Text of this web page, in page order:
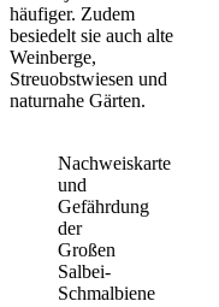
häufiger. Zudem
besiedelt sie auch alte
Weinberge,
Streuobstwiesen und
naturnahe Gärten.
Nachweiskarte
und
Gefährdung
der
Großen
Salbei-
Schmalbiene